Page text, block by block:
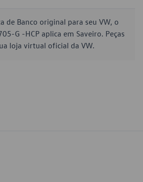
de Banco original para seu VW, o
G -HCP aplica em Saveiro. Peças
loja virtual oficial da VW.